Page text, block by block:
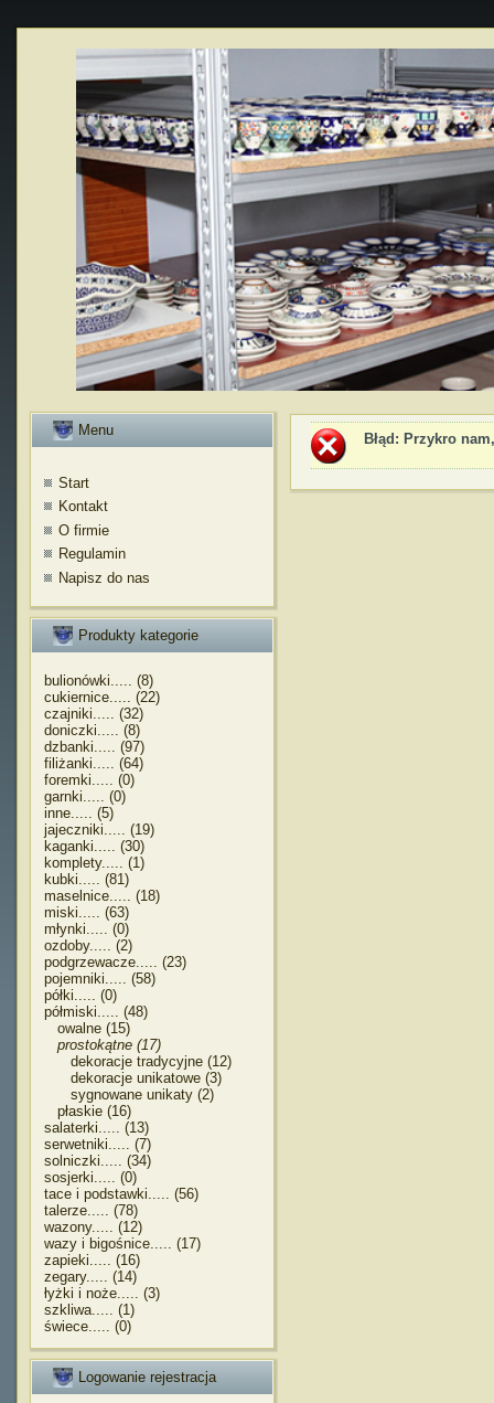
Menu
Start
Kontakt
O firmie
Regulamin
Napisz do nas
Produkty kategorie
bulionówki..... (8)
cukiernice..... (22)
czajniki..... (32)
doniczki..... (8)
dzbanki..... (97)
filiżanki..... (64)
foremki..... (0)
garnki..... (0)
inne..... (5)
jajeczniki..... (19)
kaganki..... (30)
komplety..... (1)
kubki..... (81)
maselnice..... (18)
miski..... (63)
młynki..... (0)
ozdoby..... (2)
podgrzewacze..... (23)
pojemniki..... (58)
półki..... (0)
półmiski..... (48)
owalne (15)
prostokątne (17)
dekoracje tradycyjne (12)
dekoracje unikatowe (3)
sygnowane unikaty (2)
płaskie (16)
salaterki..... (13)
serwetniki..... (7)
solniczki..... (34)
sosjerki..... (0)
tace i podstawki..... (56)
talerze..... (78)
wazony..... (12)
wazy i bigośnice..... (17)
zapieki..... (16)
zegary..... (14)
łyżki i noże..... (3)
szkliwa..... (1)
świece..... (0)
Logowanie rejestracja
Błąd : Przykro